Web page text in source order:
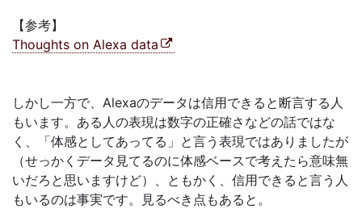
【参考】
Thoughts on Alexa data
しかし一方で、Alexaのデータは信用できると断言する人
もいます。ある人の表現は数字の正確さなどの話ではな
く、「体感としてあってる」と言う表現ではありましたが
（せっかくデータ見てるのに体感ベースで考えたら意味無
いだろと思いますけど）、ともかく、信用できると言う人
もいるのは事実です。見るべき点もあると。